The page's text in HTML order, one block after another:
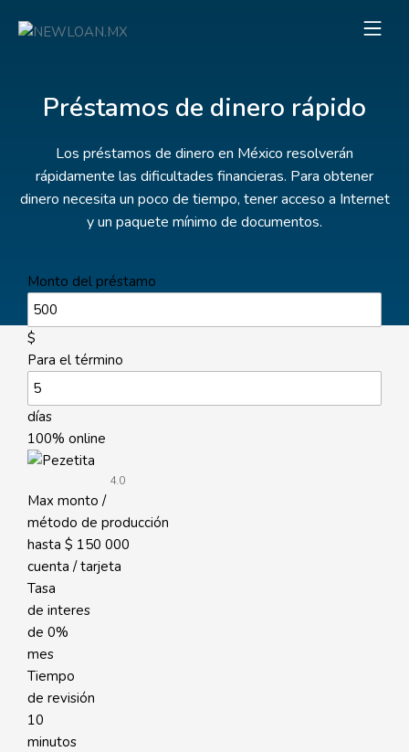
Préstamos de dinero rápido
Los préstamos de dinero en México resolverán
rápidamente las dificultades financieras. Para obtener
dinero necesita un poco de tiempo, tener acceso a Internet
y un paquete mínimo de documentos.
Monto del préstamo
$
Para el término
días
100% online
4.0
Max monto /
método de producción
hasta $ 150 000
cuenta / tarjeta
Tasa
de interes
de 0%
mes
Tiempo
de revisión
10
minutos